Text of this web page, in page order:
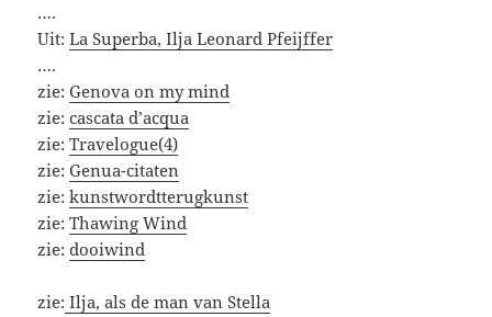
….
Uit:La Superba, Ilja Leonard Pfeijffer
….
zie:Genova on my mind
zie:cascata d’acqua
zie:Travelogue(4)
zie:Genua-citaten
zie:kunstwordtterugkunst
zie:Thawing Wind
zie:dooiwind
zie: Ilja, als de man van Stella